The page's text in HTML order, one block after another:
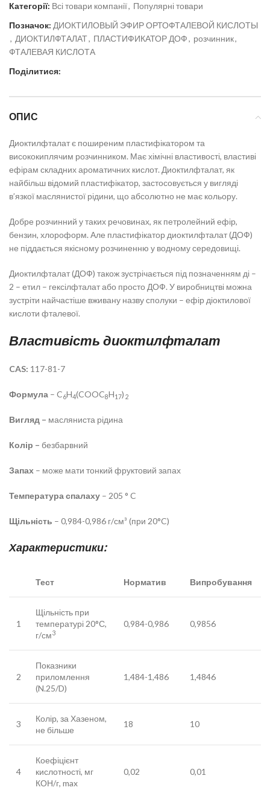
Категорії: Всі товари компанії, Популярні товари
Позначок: ДИОКТИЛОВЫЙ ЭФИР ОРТОФТАЛЕВОЙ КИСЛОТЫ
, ДИОКТИЛФТАЛАТ, ПЛАСТИФИКАТОР ДОФ, розчинник,
ФТАЛЕВАЯ КИСЛОТА
Поділитися:
ОПИС
Диоктилфталат є поширеним пластифікатором та
висококиплячим розчинником. Має хімічні властивості, властиві
ефірам складних ароматичних кислот. Диоктилфталат, як
найбільш відомий пластифікатор, застосовується у вигляді
в’язкої маслянистої рідини, що абсолютно не має кольору.
Добре розчинний у таких речовинах, як петролейний ефір,
бензин, хлороформ. Але пластифікатор диоктилфталат (ДОФ)
не піддається якісному розчиненню у водному середовищі.
Диоктилфталат (ДОФ) також зустрічається під позначенням ді –
2 – етил – гексілфталат або просто ДОФ. У виробництві можна
зустріти найчастіше вживану назву сполуки – ефір діоктилової
кислоти фталевої.
Властивість диоктилфталат
CAS: 117-81-7
Формула – C6H4(COOC8H17) 2
Вигляд – масляниста рідина
Колір – безбарвний
Запах – може мати тонкий фруктовий запах
Температура спалаху – 205 ° C
Щільність – 0,984-0,986 г/см³ (при 20°C)
Характеристики:
Тест Норматив Випробування
1
Щільність при
температурі 20°С,
г/см3
0,984-0,986 0,9856
2
Показники
приломлення
(N.25/D)
1,484-1,486 1,4846
3
Колір, за Хазеном,
не більше
18 10
4
Коефіцієнт
кислотності, мг
КОН/г, max
0,02 0,01